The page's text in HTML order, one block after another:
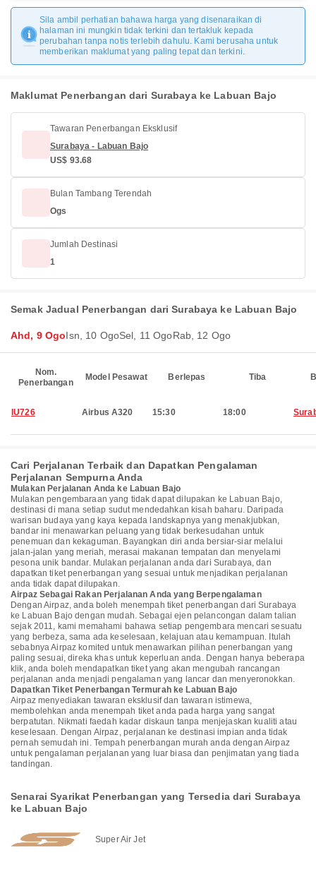
Sila ambil perhatian bahawa harga yang disenaraikan di
halaman ini mungkin tidak terkini dan tertakluk kepada
perubahan tanpa notis terlebih dahulu. Kami berusaha untuk
memberikan maklumat yang paling tepat dan terkini.
Maklumat Penerbangan dari Surabaya ke Labuan Bajo
Tawaran Penerbangan Eksklusif
Surabaya - Labuan Bajo
US$ 93.68
Bulan Tambang Terendah
Ogs
Jumlah Destinasi
1
Semak Jadual Penerbangan dari Surabaya ke Labuan Bajo
Ahd, 9 OgoIsn, 10 OgoSel, 11 OgoRab, 12 Ogo
Nom.
Penerbangan
Model Pesawat Berlepas Tiba
IU726 Airbus A320 15:30 18:00
Cari Perjalanan Terbaik dan Dapatkan Pengalaman
Perjalanan Sempurna Anda
Mulakan Perjalanan Anda ke Labuan Bajo
Mulakan pengembaraan yang tidak dapat dilupakan ke Labuan Bajo,
destinasi di mana setiap sudut mendedahkan kisah baharu. Daripada
warisan budaya yang kaya kepada landskapnya yang menakjubkan,
bandar ini menawarkan peluang yang tidak berkesudahan untuk
penemuan dan kekaguman. Bayangkan diri anda bersiar-siar melalui
jalan-jalan yang meriah, merasai makanan tempatan dan menyelami
pesona unik bandar. Mulakan perjalanan anda dari Surabaya, dan
dapatkan tiket penerbangan yang sesuai untuk menjadikan perjalanan
anda tidak dapat dilupakan.
Airpaz Sebagai Rakan Perjalanan Anda yang Berpengalaman
Dengan Airpaz, anda boleh menempah tiket penerbangan dari Surabaya
ke Labuan Bajo dengan mudah. Sebagai ejen pelancongan dalam talian
sejak 2011, kami memahami bahawa setiap pengembara mencari sesuatu
yang berbeza, sama ada keselesaan, kelajuan atau kemampuan. Itulah
sebabnya Airpaz komited untuk menawarkan pilihan penerbangan yang
paling sesuai, direka khas untuk keperluan anda. Dengan hanya beberapa
klik, anda boleh mendapatkan tiket yang akan mengubah rancangan
perjalanan anda menjadi pengalaman yang lancar dan menyeronokkan.
Dapatkan Tiket Penerbangan Termurah ke Labuan Bajo
Airpaz menyediakan tawaran eksklusif dan tawaran istimewa,
membolehkan anda menempah tiket anda pada harga yang sangat
berpatutan. Nikmati faedah kadar diskaun tanpa menjejaskan kualiti atau
keselesaan. Dengan Airpaz, perjalanan ke destinasi impian anda tidak
pernah semudah ini. Tempah penerbangan murah anda dengan Airpaz
untuk pengalaman perjalanan yang luar biasa dan penjimatan yang tiada
tandingan.
Senarai Syarikat Penerbangan yang Tersedia dari Surabaya
ke Labuan Bajo
Super Air Jet